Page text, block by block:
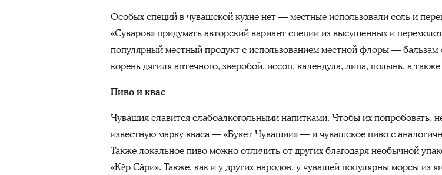
Особых специй в чувашской кухне нет — местные использовали соль и
«Суваров» придумать авторский вариант специи из высушенных и
популярный местный продукт с использованием местной флоры — бальзам
корень дягиля аптечного, зверобой, иссоп, календула, липа, полынь, а
Пиво и квас
Чувашия славится слабоалкогольными напитками. Чтобы их попробовать,
известную марку кваса — «Букет Чувашии» — и чувашское пиво с
Также локальное пиво можно отличить от других благодаря необычной
«Кĕр Сăри». Также, как и у других народов, у чувашей популярны морсы из